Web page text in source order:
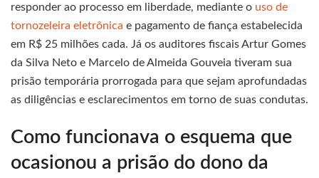
responder ao processo em liberdade, mediante o uso de
tornozeleira eletrônica e pagamento de fiança estabelecida
em R$ 25 milhões cada. Já os auditores fiscais Artur Gomes
da Silva Neto e Marcelo de Almeida Gouveia tiveram sua
prisão temporária prorrogada para que sejam aprofundadas
as diligências e esclarecimentos em torno de suas condutas.
Como funcionava o esquema que
ocasionou a prisão do dono da